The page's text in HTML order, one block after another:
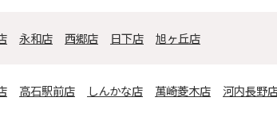
永和店 西郷店 日下店 旭ヶ丘店
高石駅前店 しんかな店 萬崎菱木店 河内長野